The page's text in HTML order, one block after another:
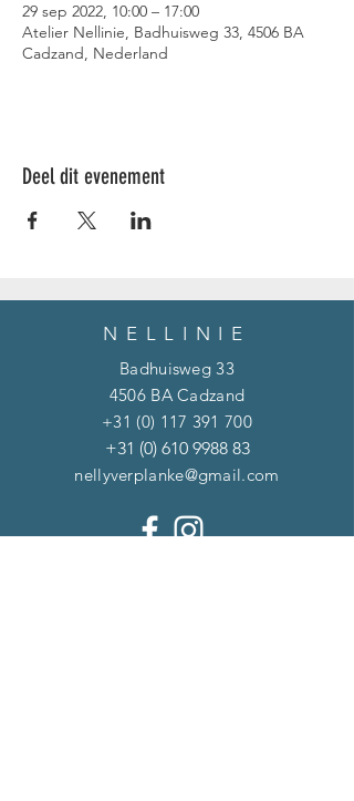
29 sep 2022, 10:00 – 17:00
Atelier Nellinie, Badhuisweg 33, 4506 BA
Cadzand, Nederland
Deel dit evenement
NELLINIE
Badhuisweg 33
4506 BA Cadzand
+31 (0) 117 391 700
+31 (0) 610 9988 83
nellyverplanke@gmail.com